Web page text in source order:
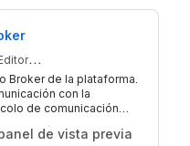
6 jun. 2023
Broker de la plataforma.
con la
de comunicación
los siguientes
Kafka Video RTSP
de vista previa